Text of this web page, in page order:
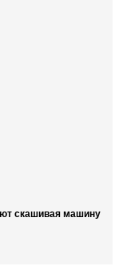
скашивая машину